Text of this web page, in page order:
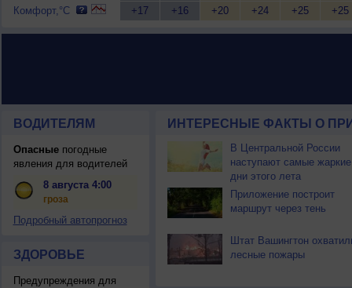
Комфорт,°C
+17
+16
+20
+24
+25
+25
ВОДИТЕЛЯМ
Опасныепогодные
явления для водителей
8 августа 4:00
гроза
Подробный автопрогноз
ЗДОРОВЬЕ
Предупреждения для
ИНТЕРЕСНЫЕ ФАКТЫ О
В Центральной России
наступают самые жаркие
дни этого лета
Приложение построит
маршрут через тень
Штат Вашингтон
лесные пожары